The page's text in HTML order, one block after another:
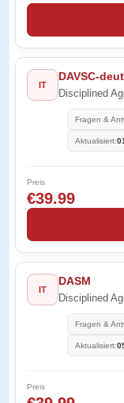
IT
DAVSC-
Disciplined
Fragen &
Aktualisiert:
Preis
€39.99
IT
DASM
Disciplined
Fragen &
Aktualisiert:
Preis